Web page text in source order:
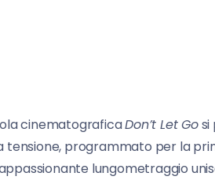
cinematograficaDon’t Let Gosi
tensione, programmato per la
lungometraggio